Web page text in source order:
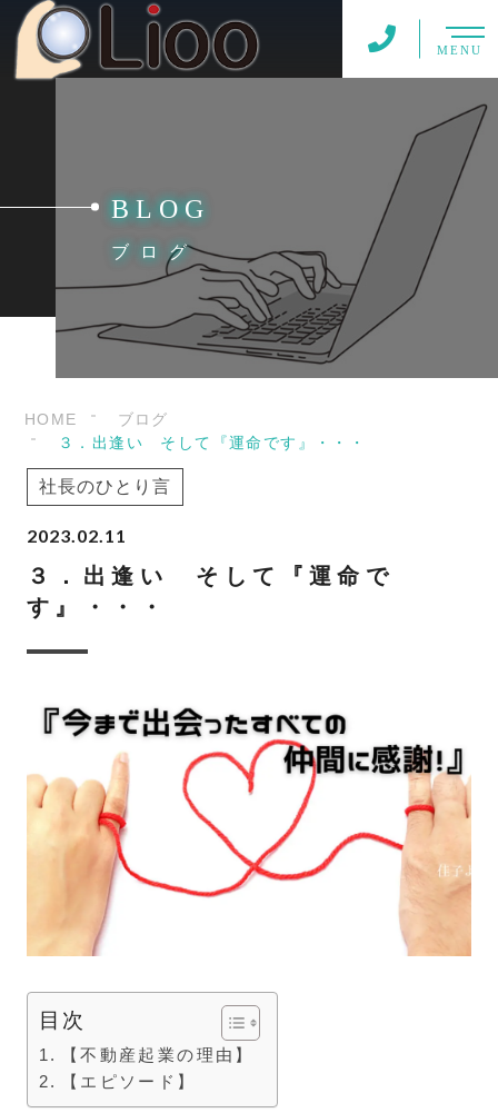
MENU
BLOG
ブログ
HOME
ブログ
３．出逢い そして『運命です』・・・
社長のひとり言
2023.02.11
３．出逢い そして『運命で
す』・・・
目次
【不動産起業の理由】
【エピソード】